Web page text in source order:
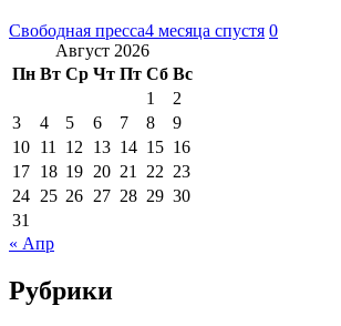
Свободная пресса4 месяца спустя 0
Август 2026
Пн Вт Ср Чт Пт Сб Вс
1
2
3
4 5 6 7 8
9
10 11 12 13 14 15 16
17 18 19 20 21 22 23
24 25 26 27 28 29 30
31
« Апр
Рубрики